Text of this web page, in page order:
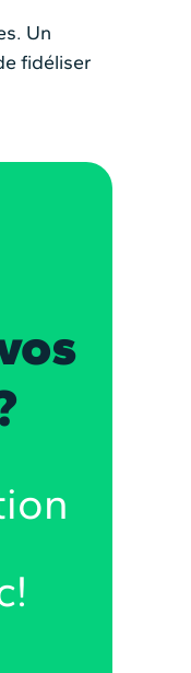
Un
fidéliser